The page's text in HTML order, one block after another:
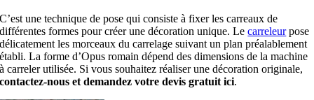
C’est une technique de pose qui consiste à fixer les carreaux de
différentes formes pour créer une décoration unique. Lecarreleurpose
délicatement les morceaux du carrelage suivant un plan préalablement
établi. La forme d’Opus romain dépend des dimensions de la machine
à carreler utilisée. Si vous souhaitez réaliser une décoration originale,
contactez-nous et demandez votre devis gratuit ici.